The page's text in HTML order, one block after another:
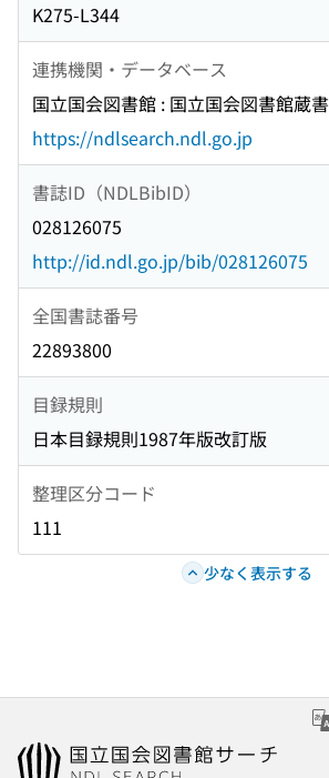
K275-L344
連携機関・データベース
国立国会図書館 : 国立国会図書館蔵書
https://ndlsearch.ndl.go.jp
書誌ID（NDLBibID）
028126075
http://id.ndl.go.jp/bib/028126075
全国書誌番号
22893800
目録規則
日本目録規則1987年版改訂版
整理区分コード
111
少なく表示する